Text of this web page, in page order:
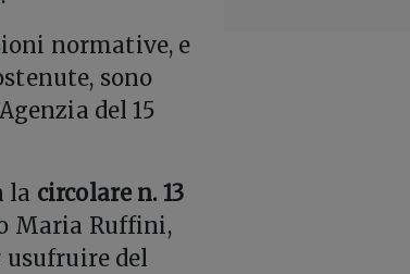
normative, e
sono
del 15
la circolare n. 13
Maria Ruffini,
del